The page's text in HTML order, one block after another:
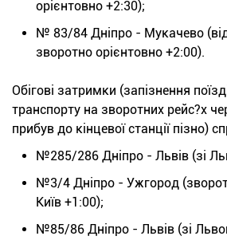
орієнтовно +2:30);
№ 83/84 Дніпро - Мукачево
зворотно орієнтовно +2:00).
Обігові затримки (запізнення
транспорту на зворотних рейс?х
прибув до кінцевої станції пізно)
№285/286 Дніпро - Львів (зі
№3/4 Дніпро - Ужгород
Київ +1:00);
№85/86 Дніпро - Львів (зі